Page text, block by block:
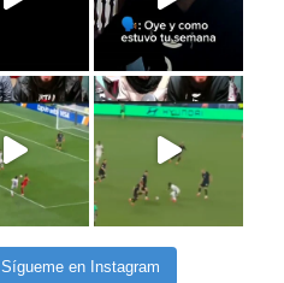
Sígueme en Instagram